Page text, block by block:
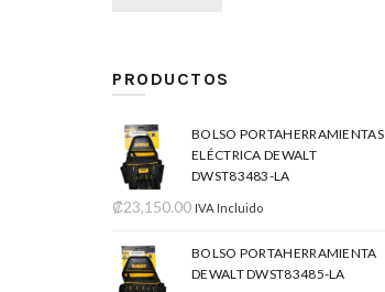
PRODUCTOS
BOLSO PORTAHERRAMIENTAS
ELÉCTRICA DEWALT
DWST83483-LA
₡23,150.00 IVA Incluido
BOLSO PORTAHERRAMIENTA
DEWALT DWST83485-LA